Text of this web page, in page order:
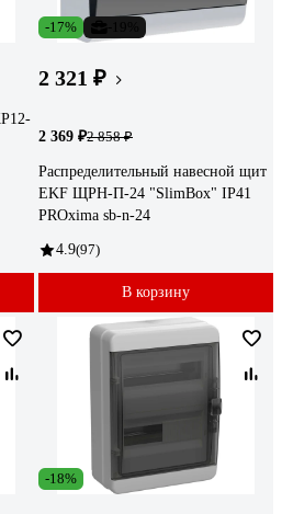
-17%
2 321 ₽
2 369 ₽2 858 ₽
Распределительный навесной щит
EKF ЩРН-П-24 "SlimBox" IP41
PROxima sb-n-24
4.9(97)
В корзину
-18%